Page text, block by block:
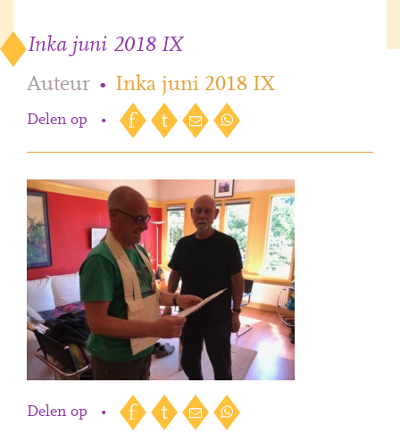
Inka juni 2018 IX
Auteur • Inka juni 2018 IX
Delen op •
Delen op •